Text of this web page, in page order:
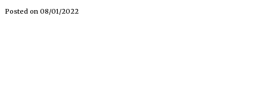
Posted on 08/01/2022